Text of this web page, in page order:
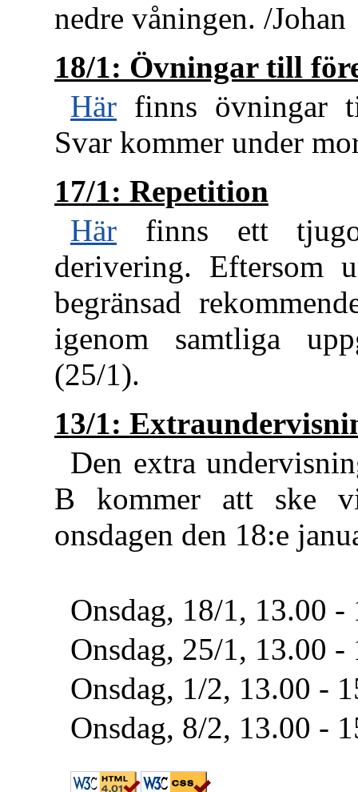
nedre våningen. /Johan
18/1: Övningar till
Här finns övningar
Svar kommer under
17/1: Repetition
Här finns ett
derivering. Eftersom
begränsad
igenom samtliga
(25/1).
13/1:
Den extra
B kommer att ske
onsdagen den 18:e
Onsdag, 18/1, 13.00
Onsdag, 25/1, 13.00
Onsdag, 1/2, 13.00 -
Onsdag, 8/2, 13.00 -